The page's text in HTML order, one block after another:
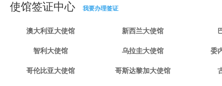
使馆签证中心 我要办理签证
澳大利亚大使馆 新西兰大使馆
智利大使馆 乌拉圭大使馆 委
哥伦比亚大使馆 哥斯达黎加大使馆